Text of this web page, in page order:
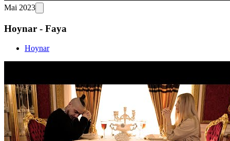
Mai 2023
Hoynar - Faya
Hoynar